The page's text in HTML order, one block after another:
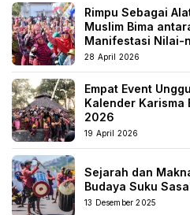
Rimpu Sebagai
Muslim Bima
Manifestasi Nilai-
28 April 2026
Empat Event
Kalender Karisma
2026
19 April 2026
Sejarah dan
Budaya Suku
13 Desember 2025